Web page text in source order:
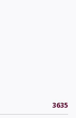
3635